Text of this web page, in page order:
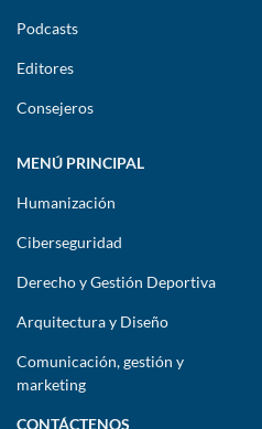
Podcasts
Editores
Consejeros
MENÚ PRINCIPAL
Humanización
Ciberseguridad
Derecho y Gestión Deportiva
Arquitectura y Diseño
Comunicación, gestión y
marketing
CONTÁCTENOS